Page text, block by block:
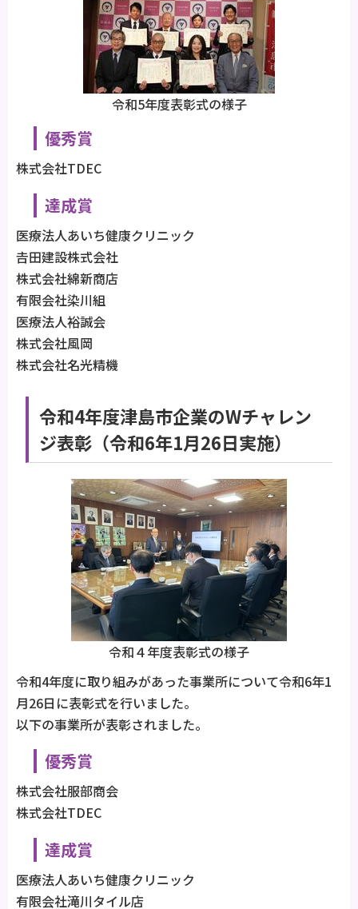
令和5年度表彰式の様子
優秀賞
株式会社TDEC
達成賞
医療法人あいち健康クリニック
𠮷田建設株式会社
株式会社綿新商店
有限会社染川組
医療法人裕誠会
株式会社風岡
株式会社名光精機
令和4年度津島市企業のWチャレン
ジ表彰（令和6年1月26日実施）
令和４年度表彰式の様子
令和4年度に取り組みがあった事業所について令和6年1
月26日に表彰式を行いました。
以下の事業所が表彰されました。
優秀賞
株式会社服部商会
株式会社TDEC
達成賞
医療法人あいち健康クリニック
有限会社滝川タイル店